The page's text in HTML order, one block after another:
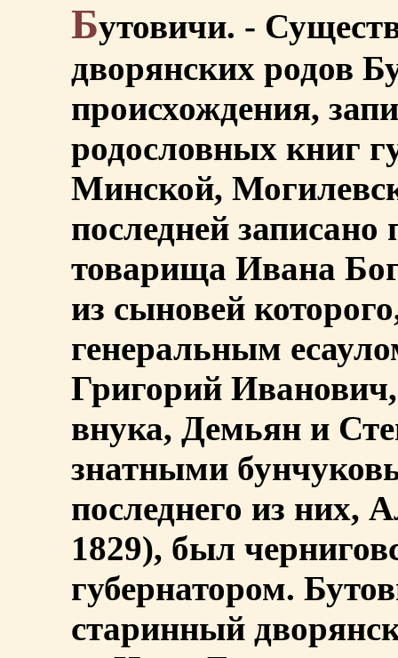
Бутовичи. -
дворянских родов
происхождения,
родословных книг
Минской,
последней записано
товарища Ивана
из сыновей
генеральным
Григорий
внука, Демьян и
знатными
последнего из них,
1829), был
губернатором.
старинный